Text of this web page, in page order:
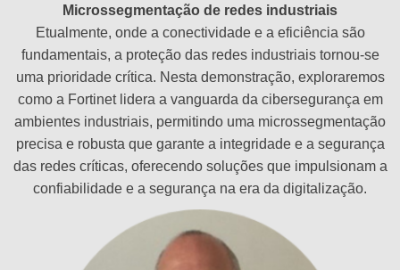
Microssegmentação de redes industriais
Etualmente, onde a conectividade e a eficiência são
fundamentais, a proteção das redes industriais tornou-se
uma prioridade crítica. Nesta demonstração, exploraremos
como a Fortinet lidera a vanguarda da cibersegurança em
ambientes industriais, permitindo uma microssegmentação
precisa e robusta que garante a integridade e a segurança
das redes críticas, oferecendo soluções que impulsionam a
confiabilidade e a segurança na era da digitalização.